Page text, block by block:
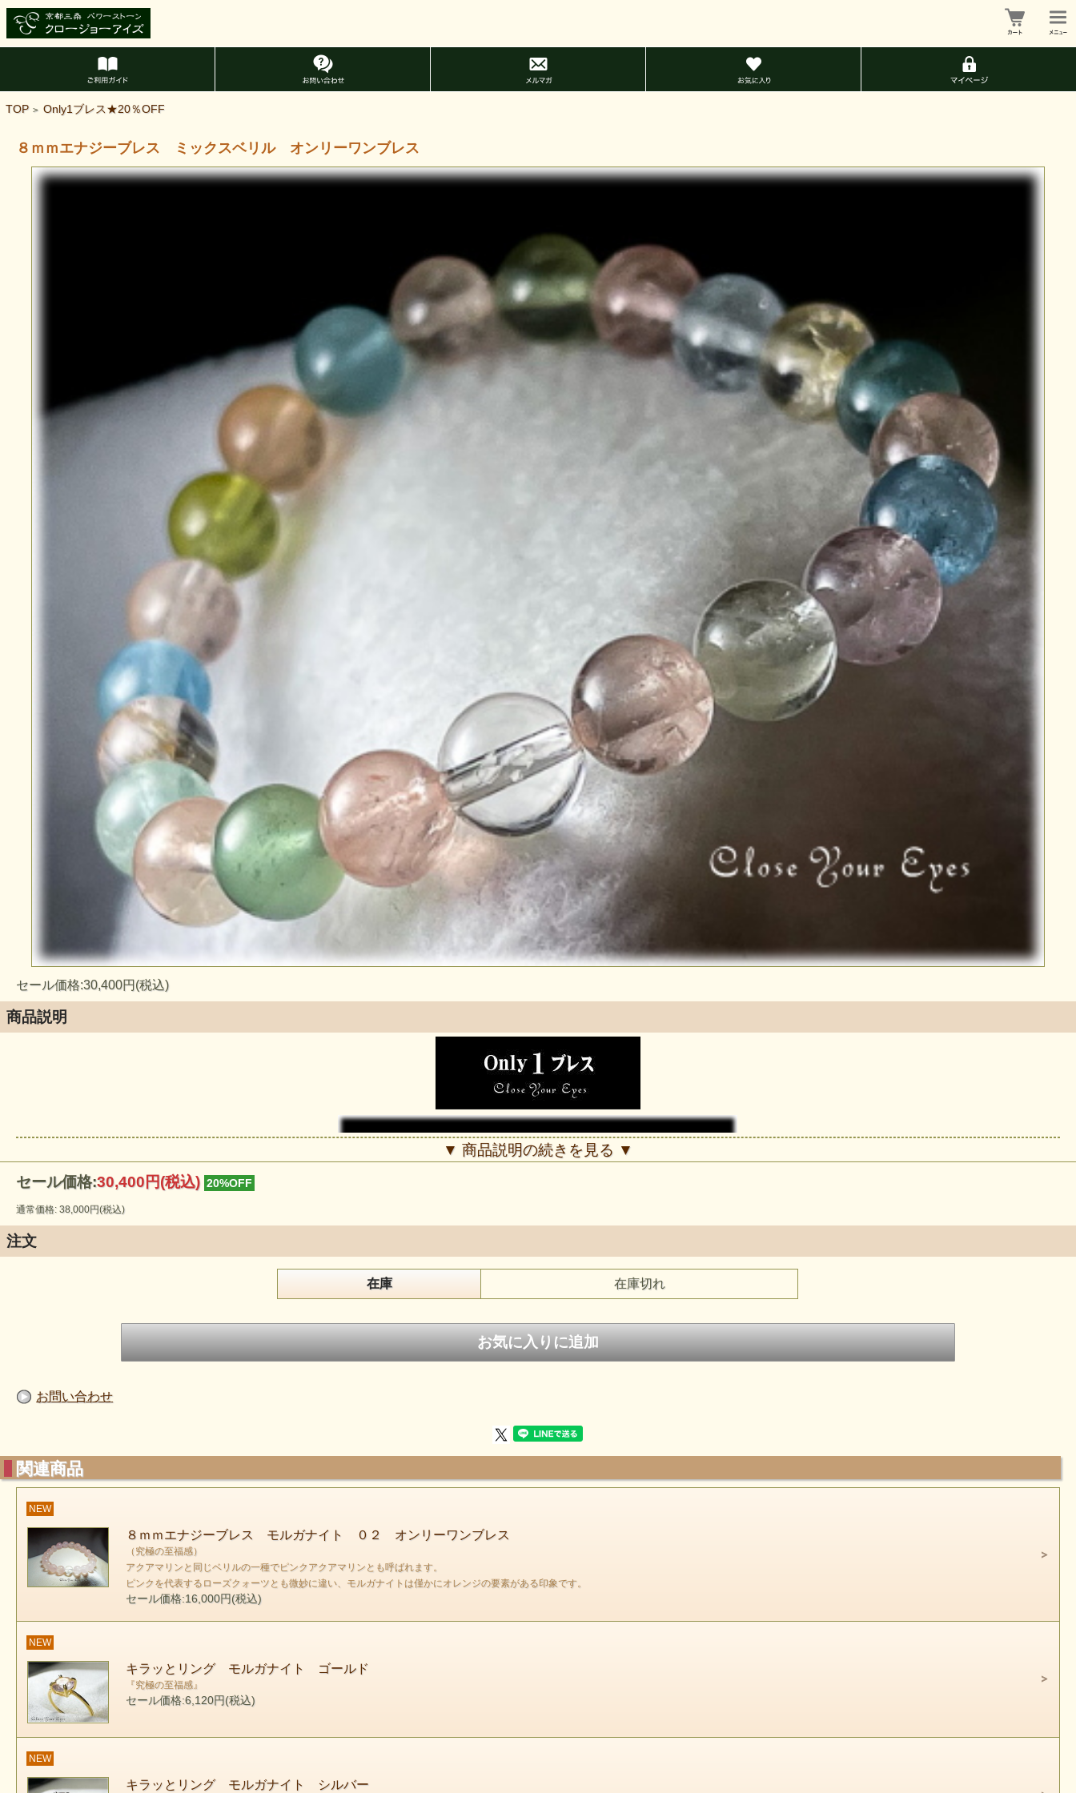
TOP > Only1ブレス★20％OFF
８ｍｍエナジーブレス ミックスベリル オンリーワンブレス
セール価格:30,400円(税込)
商品説明
とても質が良く繊細で可愛らしいミックスベリルの
ピンクはモルガナイト黄色はヘリオドールと色によって
混じった物になります。
▼ 商品説明の続きを見る ▼
セール価格:30,400円(税込) 20%OFF
通常価格: 38,000円(税込)
注文
在庫 在庫切れ
お問い合わせ
関連商品
NEW
８ｍｍエナジーブレス モルガナイト ０２ オンリーワンブレス
（究極の至福感）
アクアマリンと同じベリルの一種でピンクアクアマリンとも呼ばれます。
ピンクを代表するローズクォーツとも微妙に違い、モルガナイトは僅かにオレンジの要素がある印象です。
セール価格:16,000円(税込)
NEW
キラッとリング モルガナイト ゴールド
『究極の至福感』
セール価格:6,120円(税込)
NEW
キラッとリング モルガナイト シルバー